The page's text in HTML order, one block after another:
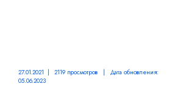
27.01.2021 | 2119 просмотров | Дата обновления:
05.06.2023